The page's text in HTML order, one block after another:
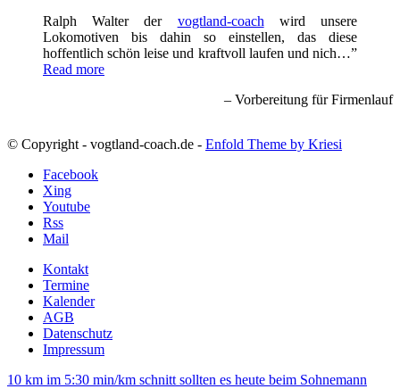
Ralph Walter der vogtland-coach wird unsere
Lokomotiven bis dahin so einstellen, das diese
hoffentlich schön leise und kraftvoll laufen und nich…
Read more
Vorbereitung für Firmenlauf
© Copyright - vogtland-coach.de - Enfold Theme by Kriesi
Facebook
Xing
Youtube
Rss
Mail
Kontakt
Termine
Kalender
AGB
Datenschutz
Impressum
10 km im 5:30 min/km schnitt sollten es heute beim Sohnemann